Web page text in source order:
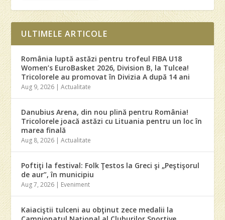
ULTIMELE ARTICOLE
România luptă astăzi pentru trofeul FIBA U18
Women’s EuroBasket 2026, Division B, la Tulcea!
Tricolorele au promovat în Divizia A după 14 ani
Aug 9, 2026 |Actualitate
Danubius Arena, din nou plină pentru România!
Tricolorele joacă astăzi cu Lituania pentru un loc în
marea finală
Aug 8, 2026 |Actualitate
Poftiţi la festival: Folk Ţestos la Greci şi „Peştişorul
de aur”, în municipiu
Aug 7, 2026 | Eveniment
Kaiaciştii tulceni au obţinut zece medalii la